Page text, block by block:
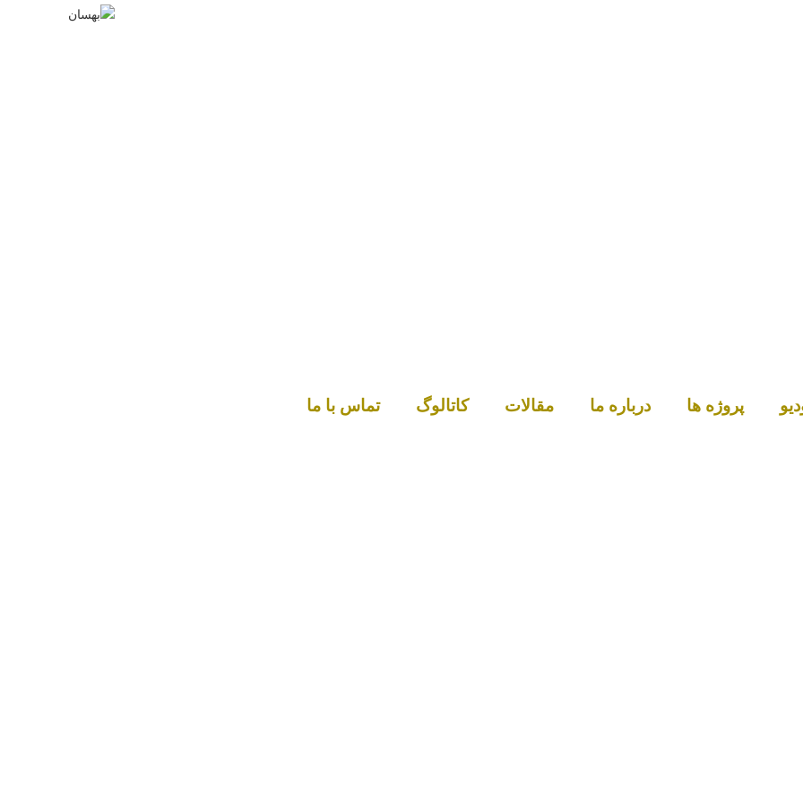
پروژه ها درباره ما مقالات کاتالوگ تماس با ما